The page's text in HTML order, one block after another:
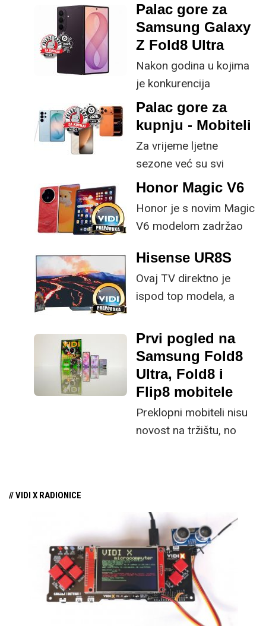
Palac gore za
Samsung Galaxy
Z Fold8 Ultra
Nakon godina u kojima
je konkurencija
neprestano kucala na
vrata s tanjim profilima i
većim baterijama,
Samsung je s osmom
generacijom preklopnih
uređaja odlučio
poboljšati ključne
specifikacije.
Palac gore za
kupnju - Mobiteli
Za vrijeme ljetne
sezone već su svi
mobiteli aktualne
generacije na tržištu te
je više-manje samo
pitanje cijene i vaših
preferencija što želite
Honor Magic V6
Honor je s novim Magic
V6 modelom zadržao
specifikacije, no
istovremeno
implementirao
ključne svakom
korisniku.
Hisense UR8S
Ovaj TV direktno je
ispod top modela, a
male ustupke možete
osjetno uštedjeti pri
kupnji.
Prvi pogled na
Samsung Fold8
Ultra, Fold8 i
Flip8 mobitele
Preklopni mobiteli nisu
novost na tržištu, no
više nije spremno toliko
eksperimentirati kao u
“starim danima”. No, sa
konzistentnim
ažuriranjima i podrškom
ovoj formi uređaja,
// VIDI X RADIONICE